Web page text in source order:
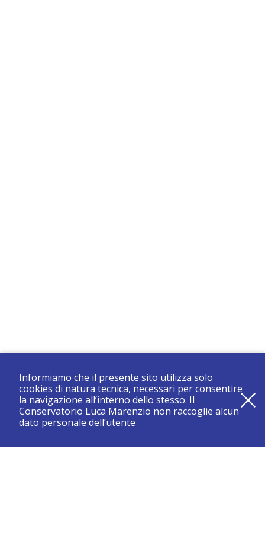
registrati e resta aggiornato su tutte le novità
Informiamo che il presente sito utilizza solo
cookies di natura tecnica, necessari per consentire
la navigazione all’interno dello stesso. Il
Conservatorio Luca Marenzio non raccoglie alcun
dato personale dell’utente